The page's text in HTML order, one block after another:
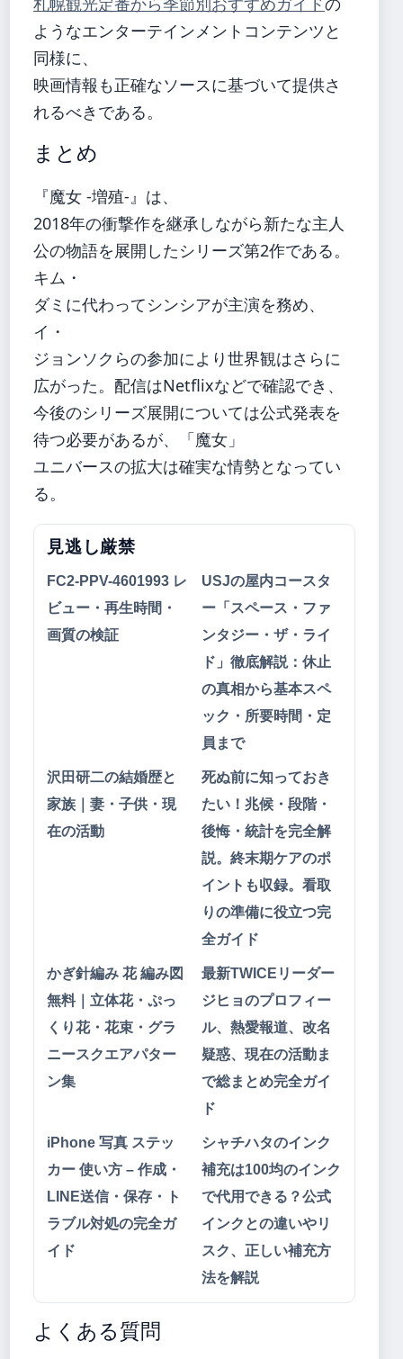
ようなエンターテインメントコンテンツと
同様に、
映画情報も正確なソースに基づいて提供さ
れるべきである。
まとめ
『魔女 -増殖-』は、
2018年の衝撃作を継承しながら新たな主人
公の物語を展開したシリーズ第2作である。
キム・
ダミに代わってシンシアが主演を務め、
イ・
ジョンソクらの参加により世界観はさらに
広がった。配信はNetflixなどで確認でき、
今後のシリーズ展開については公式発表を
待つ必要があるが、「魔女」
ユニバースの拡大は確実な情勢となってい
る。
見逃し厳禁
FC2-PPV-4601993 レ
ビュー・再生時間・
画質の検証
USJの屋内コースタ
ー「スペース・ファ
ンタジー・ザ・ライ
ド」徹底解説：休止
の真相から基本スペ
ック・所要時間・定
員まで
沢田研二の結婚歴と
家族｜妻・子供・現
在の活動
死ぬ前に知っておき
たい！兆候・段階・
後悔・統計を完全解
説。終末期ケアのポ
イントも収録。看取
りの準備に役立つ完
全ガイド
かぎ針編み 花 編み図
無料｜立体花・ぷっ
くり花・花束・グラ
ニースクエアパター
ン集
最新TWICEリーダー
ジヒョのプロフィー
ル、熱愛報道、改名
疑惑、現在の活動ま
で総まとめ完全ガイ
ド
iPhone 写真 ステッ
カー 使い方 – 作成・
LINE送信・保存・ト
ラブル対処の完全ガ
イド
シャチハタのインク
補充は100均のインク
で代用できる？公式
インクとの違いやリ
スク、正しい補充方
法を解説
よくある質問